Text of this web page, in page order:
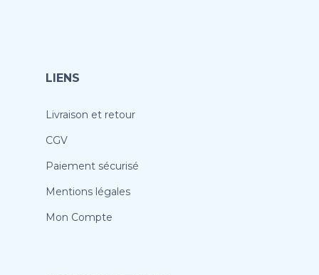
LIENS
Livraison et retour
CGV
Paiement sécurisé
Mentions légales
Mon Compte